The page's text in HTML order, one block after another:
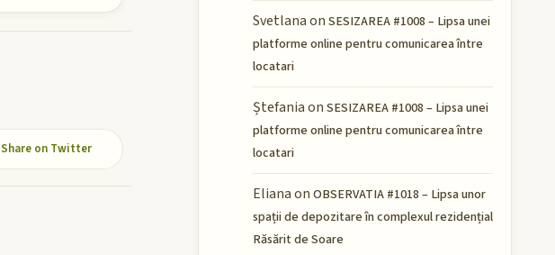
Share on Twitter
Svetlanaon SESIZAREA #1008 – Lipsa unei
platforme online pentru comunicarea între
locatari
Ștefaniaon SESIZAREA #1008 – Lipsa unei
platforme online pentru comunicarea între
locatari
Elianaon OBSERVATIA #1018 – Lipsa unor
spații de depozitare în complexul rezidențial
Răsărit de Soare